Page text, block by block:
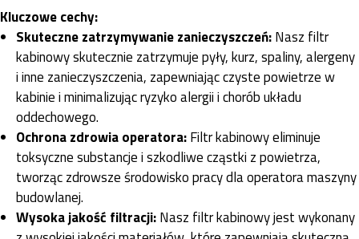
Kluczowe cechy:
Skuteczne zatrzymywanie zanieczyszczeń:Nasz filtr
kabinowy skutecznie zatrzymuje pyły, kurz, spaliny, alergeny
i inne zanieczyszczenia, zapewniając czyste powietrze w
kabinie i minimalizując ryzyko alergii i chorób układu
oddechowego.
Ochrona zdrowia operatora:Filtr kabinowy eliminuje
toksyczne substancje i szkodliwe cząstki z powietrza,
tworząc zdrowsze środowisko pracy dla operatora maszyny
budowlanej.
Wysoka jakość filtracji:Nasz filtr kabinowy jest wykonany